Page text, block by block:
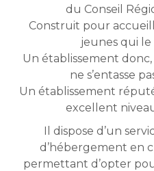
du Conseil
Construit pour
jeunes qui
Un établissement
ne s’entasse
Un établissement
excellent
Il dispose d’un
d’hébergement en
permettant d’opter